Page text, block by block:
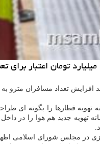
مترو به عدد ۹۵۰ هزار نفر
تهویه قطارها را بگونه ای
جدید هم هوا را در داخل
مجلس شورای اسلامی